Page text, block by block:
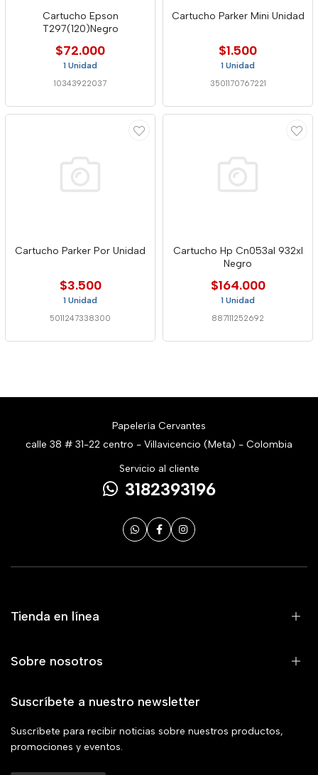
Cartucho Epson
T297(120)Negro
$72.000
1 Unidad
10343922037
Cartucho Parker Mini Unidad
$1.500
1 Unidad
3501170767221
Cartucho Parker Por Unidad
$3.500
1 Unidad
5011247338300
Cartucho Hp Cn053al 932xl
Negro
$164.000
1 Unidad
887111252692
Papelería Cervantes
calle 38 # 31-22 centro - Villavicencio (Meta) - Colombia
Servicio al cliente
3182393196
Tienda en línea
Sobre nosotros
Suscríbete a nuestro newsletter
Suscríbete para recibir noticias sobre nuestros productos,
promociones y eventos.